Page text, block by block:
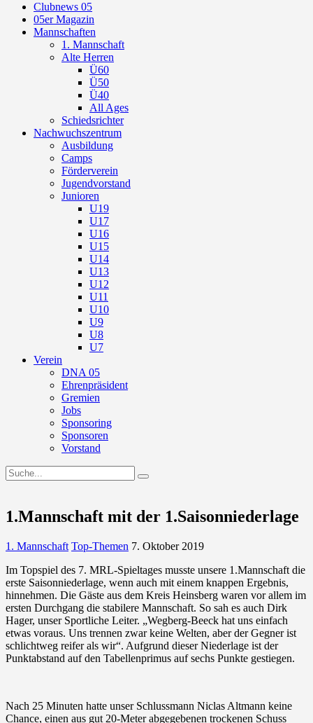
Clubnews 05
05er Magazin
Mannschaften
1. Mannschaft
Alte Herren
Ü60
Ü50
Ü40
All Ages
Schiedsrichter
Nachwuchszentrum
Ausbildung
Camps
Förderverein
Jugendvorstand
Junioren
U19
U17
U16
U15
U14
U13
U12
U11
U10
U9
U8
U7
Verein
DNA 05
Ehrenpräsident
Gremien
Jobs
Sponsoring
Sponsoren
Vorstand
1.Mannschaft mit der 1.Saisonniederlage
1. Mannschaft Top-Themen 7. Oktober 2019
Im Topspiel des 7. MRL-Spieltages musste unsere 1.Mannschaft die
erste Saisonniederlage, wenn auch mit einem knappen Ergebnis,
hinnehmen. Die Gäste aus dem Kreis Heinsberg waren vor allem im
ersten Durchgang die stabilere Mannschaft. So sah es auch Dirk
Hager, unser Sportliche Leiter. „Wegberg-Beeck hat uns einfach
etwas voraus. Uns trennen zwar keine Welten, aber der Gegner ist
schlichtweg reifer als wir“. Aufgrund dieser Niederlage ist der
Punktabstand auf den Tabellenprimus auf sechs Punkte gestiegen.
Nach 25 Minuten hatte unser Schlussmann Niclas Altmann keine
Chance, einen aus gut 20-Meter abgegebenen trockenen Schuss